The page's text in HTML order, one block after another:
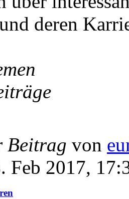
deren
Beitrag von
Feb 2017,